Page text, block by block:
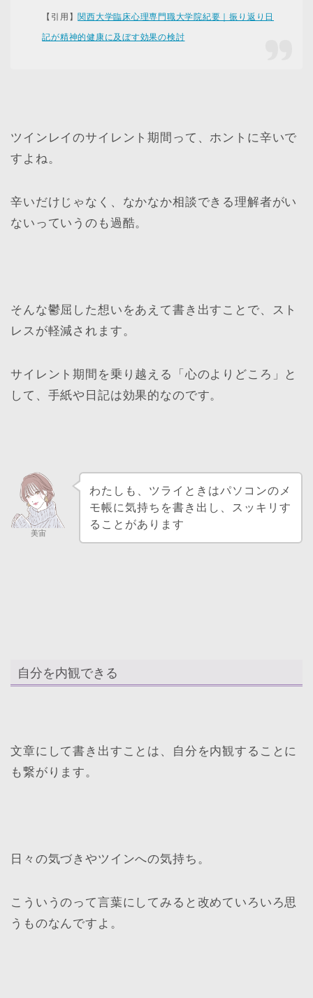
【引用】 関西大学臨床心理専門職大学院紀要｜振り返り日
記が精神的健康に及ぼす効果の検討
ツインレイのサイレント期間って、ホントに辛いで
すよね。
辛いだけじゃなく、なかなか相談できる理解者がい
ないっていうのも過酷。
そんな鬱屈した想いをあえて書き出すことで、スト
レスが軽減されます。
サイレント期間を乗り越える「心のよりどころ」と
して、手紙や日記は効果的なのです。
美宙
わたしも、ツライときはパソコンのメ
モ帳に気持ちを書き出し、スッキリす
ることがあります
自分を内観できる
文章にして書き出すことは、自分を内観することに
も繋がります。
日々の気づきやツインへの気持ち。
こういうのって言葉にしてみると改めていろいろ思
うものなんですよ。